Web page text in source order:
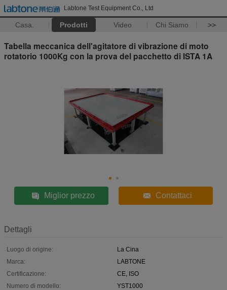
Labtone Test Equipment Co., Ltd
Casa. Prodotti Video Chi Siamo >>
Tabella meccanica dell'agitatore di vibrazione di moto
rotatorio 1000Kg con la prova del pacchetto di ISTA 1A
Miglior prezzo Contattaci
Dettagli
Luogo di origine:
La Cina
Marca:
LABTONE
Certificazione:
CE, ISO
Numero di modello:
YST1000